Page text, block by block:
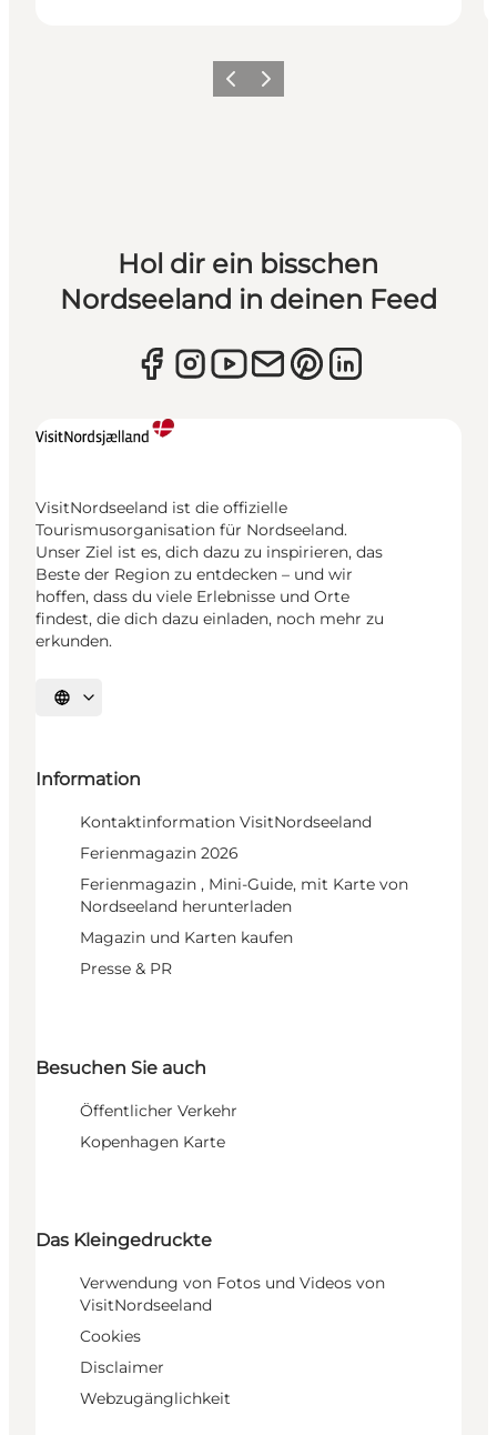
ZurückWeiter
Hol dir ein bisschen
Nordseeland in deinen Feed
VisitNordseeland ist die offizielle
Tourismusorganisation für Nordseeland.
Unser Ziel ist es, dich dazu zu inspirieren, das
Beste der Region zu entdecken – und wir
hoffen, dass du viele Erlebnisse und Orte
findest, die dich dazu einladen, noch mehr zu
erkunden.
Sprache auswählen
Information
Kontaktinformation VisitNordseeland
Ferienmagazin 2026
Ferienmagazin , Mini-Guide, mit Karte von
Nordseeland herunterladen
Magazin und Karten kaufen
Presse & PR
Besuchen Sie auch
Öffentlicher Verkehr
Kopenhagen Karte
Das Kleingedruckte
Verwendung von Fotos und Videos von
VisitNordseeland
Cookies
Disclaimer
Webzugänglichkeit